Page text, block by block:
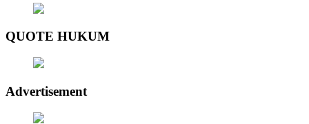
QUOTE HUKUM
Advertisement